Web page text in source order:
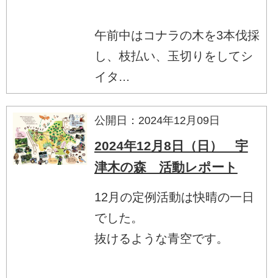
午前中はコナラの木を3本伐採
し、枝払い、玉切りをしてシ
イタ...
公開日：2024年12月09日
2024年12月8日（日） 宇
津木の森 活動レポート
12月の定例活動は快晴の一日
でした。
抜けるような青空です。